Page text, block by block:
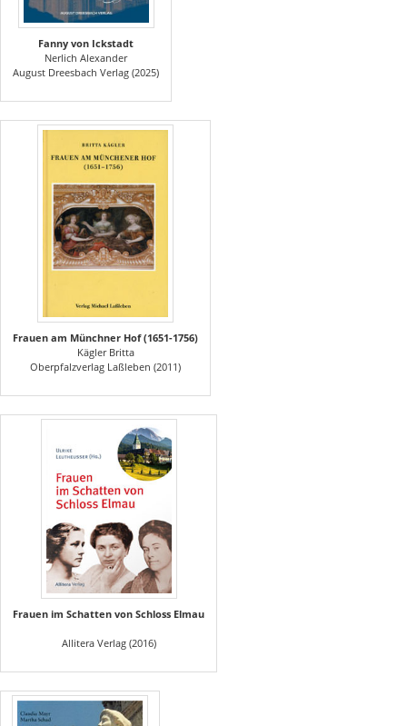
Fanny von Ickstadt
Nerlich Alexander
August Dreesbach Verlag (2025)
Frauen am Münchner Hof (1651-1756)
Kägler Britta
Oberpfalzverlag Laßleben (2011)
Frauen im Schatten von Schloss Elmau
Allitera Verlag (2016)